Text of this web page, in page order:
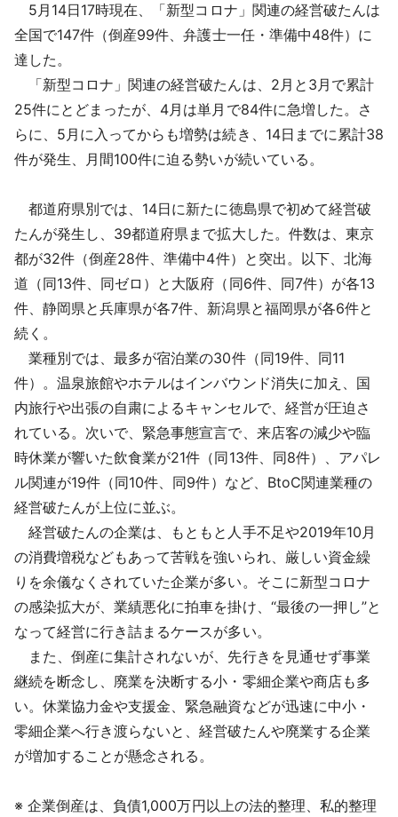
採用情報
よくあるご質問
English
5月14日17時現在、「新型コロナ」関連の経営破たんは
全国で147件（倒産99件、弁護士一任・準備中48件）に
達した。
「新型コロナ」関連の経営破たんは、2月と3月で累計
25件にとどまったが、4月は単月で84件に急増した。さ
らに、5月に入ってからも増勢は続き、14日までに累計38
件が発生、月間100件に迫る勢いが続いている。
都道府県別では、14日に新たに徳島県で初めて経営破
たんが発生し、39都道府県まで拡大した。件数は、東京
都が32件（倒産28件、準備中4件）と突出。以下、北海
道（同13件、同ゼロ）と大阪府（同6件、同7件）が各13
件、静岡県と兵庫県が各7件、新潟県と福岡県が各6件と
続く。
業種別では、最多が宿泊業の30件（同19件、同11
件）。温泉旅館やホテルはインバウンド消失に加え、国
内旅行や出張の自粛によるキャンセルで、経営が圧迫さ
れている。次いで、緊急事態宣言で、来店客の減少や臨
時休業が響いた飲食業が21件（同13件、同8件）、アパレ
ル関連が19件（同10件、同9件）など、BtoC関連業種の
経営破たんが上位に並ぶ。
経営破たんの企業は、もともと人手不足や2019年10月
の消費増税などもあって苦戦を強いられ、厳しい資金繰
りを余儀なくされていた企業が多い。そこに新型コロナ
の感染拡大が、業績悪化に拍車を掛け、“最後の一押し”と
なって経営に行き詰まるケースが多い。
また、倒産に集計されないが、先行きを見通せず事業
継続を断念し、廃業を決断する小・零細企業や商店も多
い。休業協力金や支援金、緊急融資などが迅速に中小・
零細企業へ行き渡らないと、経営破たんや廃業する企業
が増加することが懸念される。
※ 企業倒産は、負債1,000万円以上の法的整理、私的整理